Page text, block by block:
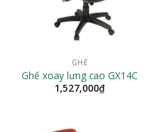
GHẾ
Ghế xoay lưng cao GX14C
1,527,000₫